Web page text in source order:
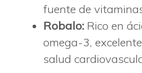
fuente de
Robalo: Rico en
omega-3,
salud